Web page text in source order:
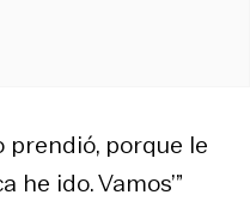
prendió, porque le
he ido. Vamos’”